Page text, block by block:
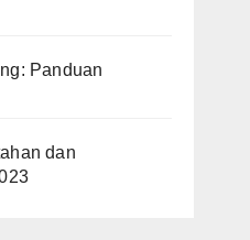
Panduan
dan